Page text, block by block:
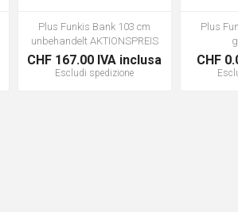
Plus Funkis Bank 103 cm
unbehandelt AKTIONSPREIS
CHF 167.00 IVA inclusa
Escludi spedizione
Plus
CHF